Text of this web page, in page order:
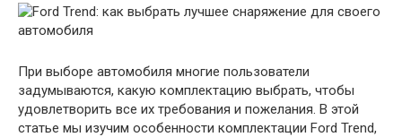
При выборе автомобиля многие пользователи
задумываются, какую комплектацию выбрать, чтобы
удовлетворить все их требования и пожелания. В этой
статье мы изучим особенности комплектации Ford Trend,